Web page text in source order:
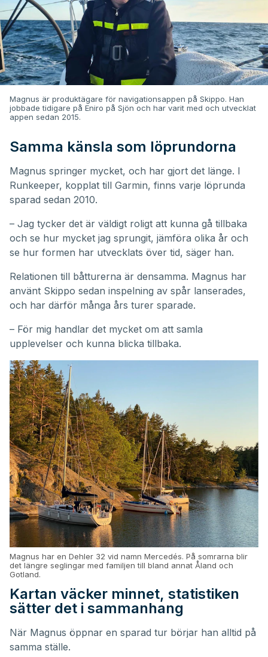
Magnus är produktägare för navigationsappen på Skippo. Han
jobbade tidigare på Eniro på Sjön och har varit med och utvecklat
appen sedan 2015.
Samma känsla som löprundorna
Magnus springer mycket, och har gjort det länge. I
Runkeeper, kopplat till Garmin, finns varje löprunda
sparad sedan 2010.
– Jag tycker det är väldigt roligt att kunna gå tillbaka
och se hur mycket jag sprungit, jämföra olika år och
se hur formen har utvecklats över tid, säger han.
Relationen till båtturerna är densamma. Magnus har
använt Skippo sedan inspelning av spår lanserades,
och har därför många års turer sparade.
– För mig handlar det mycket om att samla
upplevelser och kunna blicka tillbaka.
Magnus har en Dehler 32 vid namn Mercedés. På somrarna blir
det längre seglingar med familjen till bland annat Åland och
Gotland.
Kartan väcker minnet, statistiken
sätter det i sammanhang
När Magnus öppnar en sparad tur börjar han alltid på
samma ställe.